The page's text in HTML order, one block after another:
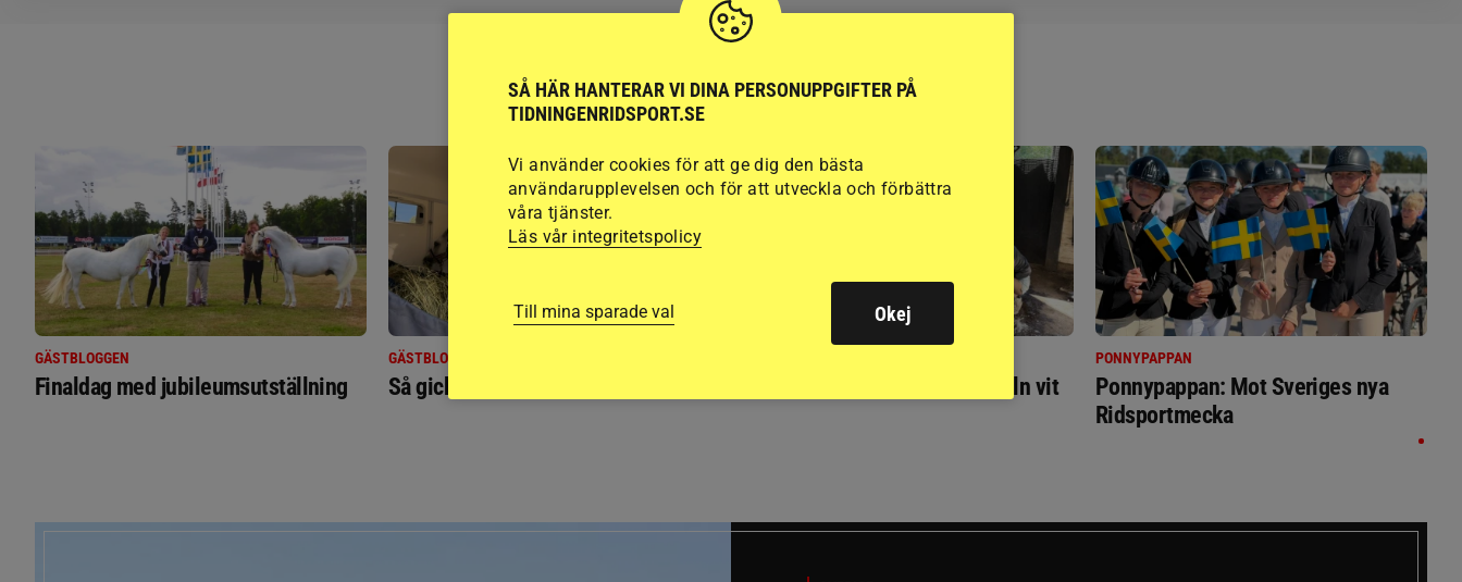
RIDSPORT
BLOGGAR
GÄSTBLOGGEN
Finaldag med jubileumsutställning
GÄSTBLOGGEN
Så gick det på helgens utställning Bästa tipsen för att få skimmeln vit
PONNYPAPPAN
Ponnypappan: Mot Sveriges nya
Ridsportmecka
SÅ HÄR HANTERAR VI DINA PERSONUPPGIFTER PÅ
TIDNINGENRIDSPORT.SE
Vi använder cookies för att ge dig den bästa
användarupplevelsen och för att utveckla och förbättra
våra tjänster.
Läs vår integritetspolicy
Till mina sparade val Okej